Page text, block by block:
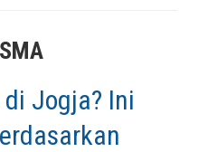
SMA
Jogja? Ini